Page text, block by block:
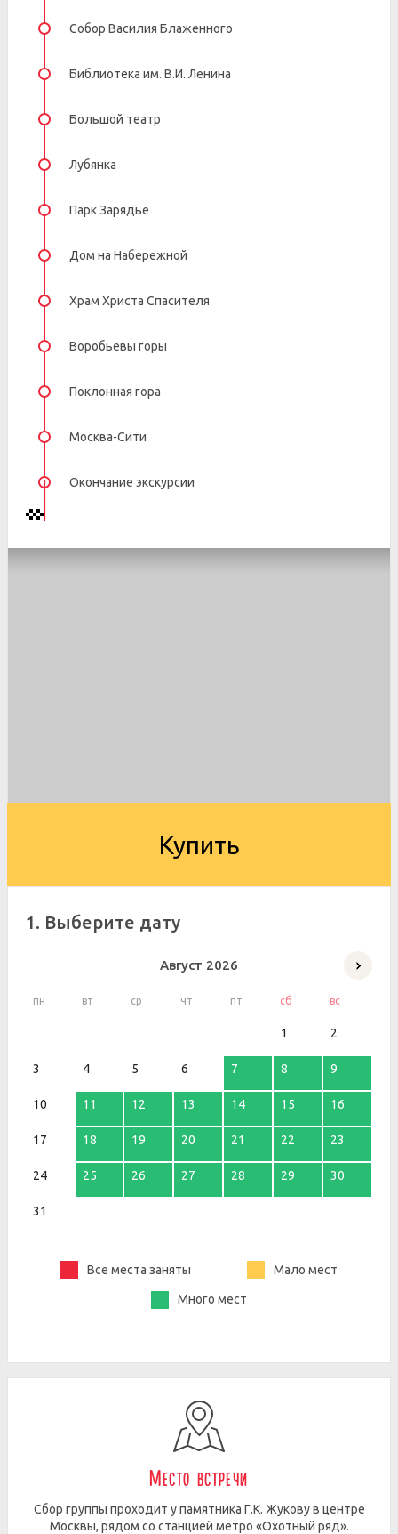
Собор Василия Блаженного
Библиотека им. В.И. Ленина
Большой театр
Лубянка
Парк Зарядье
Дом на Набережной
Храм Христа Спасителя
Воробьевы горы
Поклонная гора
Москва-Сити
Окончание экскурсии
Купить
1. Выберите дату
Август 2026
пн вт ср чт пт сб вс
1 2
3 4 5 6 7 8 9
10 11 12 13 14 15 16
17 18 19 20 21 22 23
24 25 26 27 28 29 30
31
Все места заняты Мало мест
Много мест
Место встречи
Сбор группы проходит у памятника Г.К. Жукову в центре
Москвы, рядом со станцией метро «Охотный ряд».